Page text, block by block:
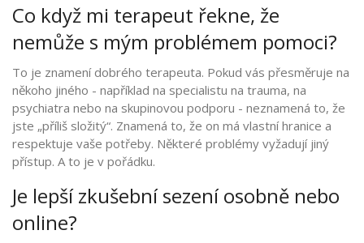
Co když mi terapeut řekne, že
nemůže s mým problémem pomoci?
To je znamení dobrého terapeuta. Pokud vás přesměruje na
někoho jiného - například na specialistu na trauma, na
psychiatra nebo na skupinovou podporu - neznamená to, že
jste „příliš složitý“. Znamená to, že on má vlastní hranice a
respektuje vaše potřeby. Některé problémy vyžadují jiný
přístup. A to je v pořádku.
Je lepší zkušební sezení osobně nebo
online?